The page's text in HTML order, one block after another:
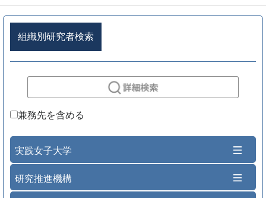
組織別研究者検索
兼務先を含める
実践女子大学
研究推進機構